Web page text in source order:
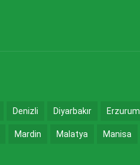
Denizli Diyarbakır Erzurum
Mardin Malatya Manisa